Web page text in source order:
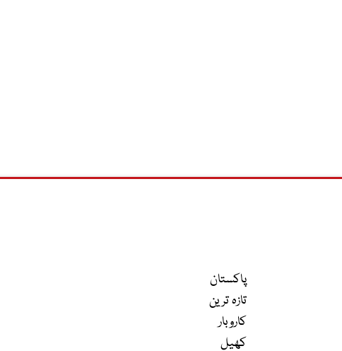
پاکستان
تازہ ترین
کاروبار
کھیل